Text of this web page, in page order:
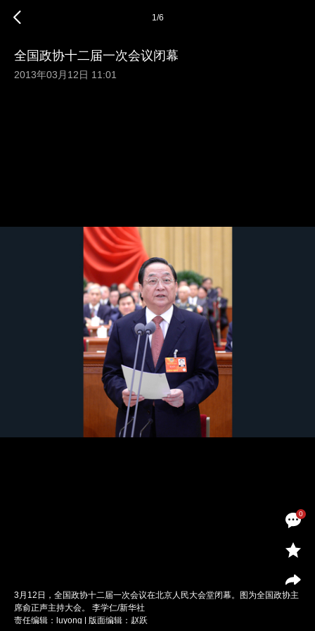
0
1/6
全国政协十二届一次会议闭幕
2013年03月12日 11:01
3月12日，全国政协十二届一次会议在北京人民大会堂闭幕。图为全国政协主
席俞正声主持大会。 李学仁/新华社
责任编辑：luyong | 版面编辑：赵跃